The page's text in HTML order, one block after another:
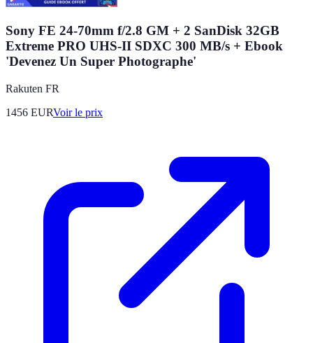
Sony FE 24-70mm f/2.8 GM + 2 SanDisk 32GB
Extreme PRO UHS-II SDXC 300 MB/s + Ebook
'Devenez Un Super Photographe'
Rakuten FR
1456 EURVoir le prix